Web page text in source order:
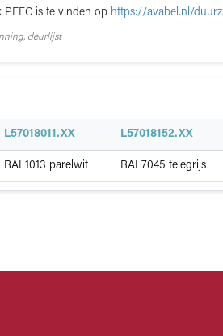
is te vinden op https://avabel.nl/
deurlijst
L57018011.XX L57018152.XX
RAL1013 parelwit RAL7045 telegrijs